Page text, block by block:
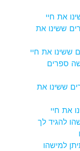
את חיי
ששינו את
ששינו את חיי
ספרים
ששינו את
את חיי
להגיד לך
למישהו